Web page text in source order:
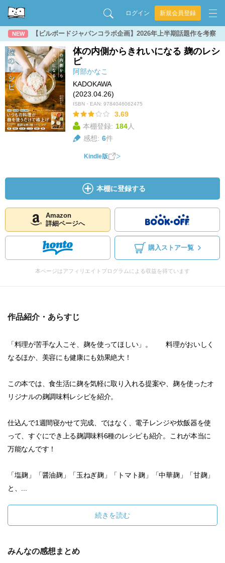
ログイン 新規会員登録
NEW 【ビルボードジャパンコラボ企画】2026年上半期話題作を考察
体の内側からきれいになる 麹のレシ
ピ
阿部かなこ
KADOKAWA
(2023.04.26)
ISBN・EAN: 9784046062475
3.69
本棚登録: 184人
感想: 6件
Kindle版
本棚に登録する
Amazon
詳細ページへ
購入ストア一覧
本ページはアフィリエイトプログラムによる収益を得ています
作品紹介・あらすじ
「料理が苦手な人こそ、麹を使ってほしい」。 料理がおいしく
なるほか、美容にも健康にも効果絶大！
この本では、食生活に麹を気軽に取り入れる提案や、麹を使ったオ
リジナルの麹調味料レシピを紹介。
仕込んで1週間寝かせて完成、ではなく、電子レンジや炊飯器を使
って、すぐにでき上る麹調味料6種のレシピも紹介。これが本当に
万能なんです！
「塩麹」「醤油麹」「玉ねぎ麹」「トマト麹」「中華麹」「甘麹」
と、...
続きを読む
みんなの感想まとめ